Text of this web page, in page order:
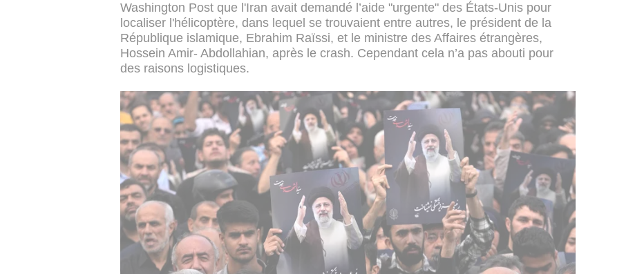
Washington Post que l'Iran avait demandé l’aide "urgente" des États-Unis pour
localiser l'hélicoptère, dans lequel se trouvaient entre autres, le président de la
République islamique, Ebrahim Raïssi, et le ministre des Affaires étrangères,
Hossein Amir- Abdollahian, après le crash. Cependant cela n’a pas abouti pour
des raisons logistiques.